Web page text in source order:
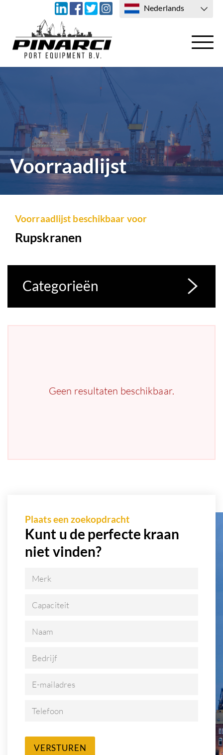
Nederlands
TRANSPORT
CONTACT
Voorraadlijst
Voorraadlijst beschikbaar voor
Rupskranen
Categorieën
Geen resultaten beschikbaar.
Plaats een zoekopdracht
Kunt u de perfecte kraan
niet vinden?
Merk
Capaciteit
Naam
Bedrijf
E-mailadres
Telefoon
VERSTUREN